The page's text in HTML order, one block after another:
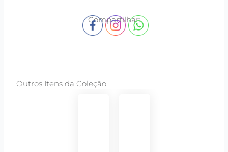
Compartilhar:
Outros Itens da Coleção